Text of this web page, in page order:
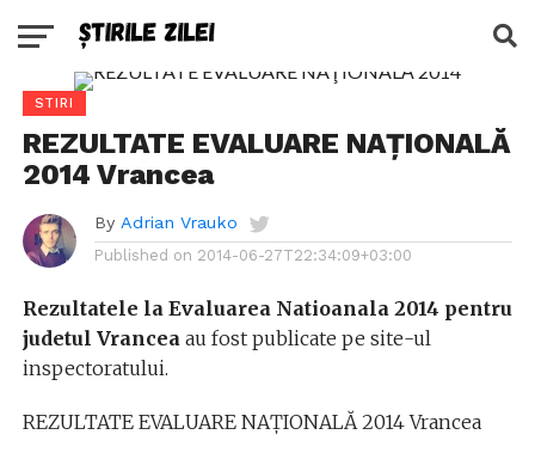
STIRI
REZULTATE EVALUARE NAŢIONALĂ
2014 Vrancea
By Adrian Vrauko
Published on 2014-06-27T22:34:09+03:00
Rezultatele la Evaluarea Natioanala 2014 pentru
judetul Vrancea au fost publicate pe site-ul
inspectoratului.
REZULTATE EVALUARE NAŢIONALĂ 2014 Vrancea